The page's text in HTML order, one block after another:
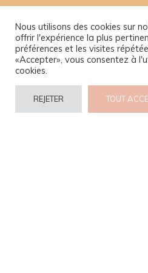
Nous utilisons des cookies sur
offrir l'expérience la plus
préférences et les visites
«Accepter», vous consentez à
cookies.
REJETER TOUT